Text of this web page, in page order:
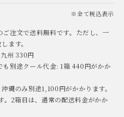
※全て税込表示
注文で送料無料です。ただし、一
ます。
州 330円
別途クール代金: 1箱 440円がかか
縄のみ別途1,100円がかかります。
。2箱目は、通常の配送料金がかか